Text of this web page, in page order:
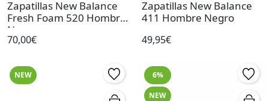
Zapatillas New Balance
Fresh Foam 520 Hombre
Negro
70,00€
Zapatillas New Balance
411 Hombre Negro
49,95€
NEW
6%
NEW